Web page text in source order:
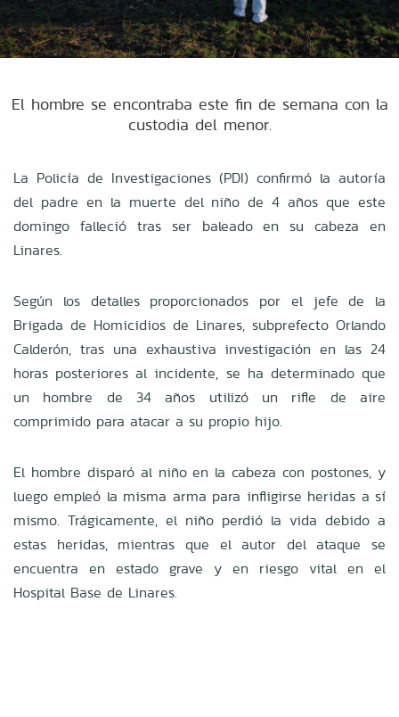
El hombre se encontraba este fin de semana con la
custodia del menor.
La Policía de Investigaciones (PDI) confirmó la autoría
del padre en la muerte del niño de 4 años que este
domingo falleció tras ser baleado en su cabeza en
Linares.
Según los detalles proporcionados por el jefe de la
Brigada de Homicidios de Linares, subprefecto Orlando
Calderón, tras una exhaustiva investigación en las 24
horas posteriores al incidente, se ha determinado que
un hombre de 34 años utilizó un rifle de aire
comprimido para atacar a su propio hijo.
El hombre disparó al niño en la cabeza con postones, y
luego empleó la misma arma para infligirse heridas a sí
mismo. Trágicamente, el niño perdió la vida debido a
estas heridas, mientras que el autor del ataque se
encuentra en estado grave y en riesgo vital en el
Hospital Base de Linares.